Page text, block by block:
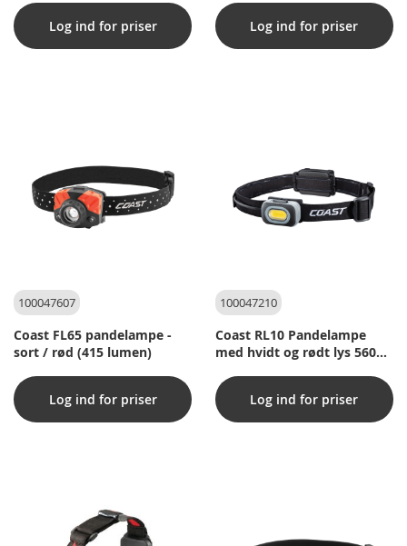
Log ind for priser
Log ind for priser
100047607
Coast FL65 pandelampe -
sort / rød (415 lumen)
Log ind for priser
100047210
Coast RL10 Pandelampe
med hvidt og rødt lys 560
Log ind for priser